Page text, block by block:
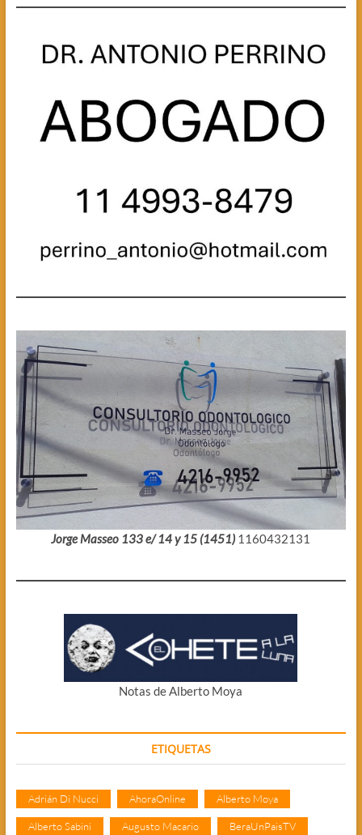
Jorge Masseo 133 e/ 14 y 15 (1451) 1160432131
Notas de Alberto Moya
ETIQUETAS
Adrián Di Nucci AhoraOnline Alberto Moya
Alberto Sabini Augusto Macario BeraUnPaisTV